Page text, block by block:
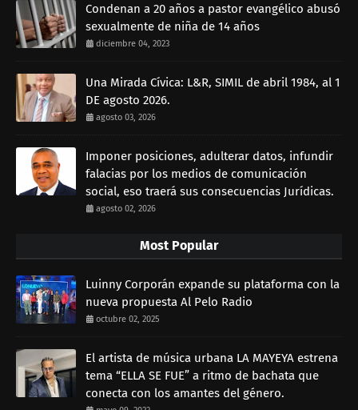
Condenan a 20 años a pastor evangélico abusó
sexualmente de niña de 14 años
diciembre 04, 2023
Una Mirada Cívica: L&R, SIMIL de abril 1984, al 1
DE agosto 2026.
agosto 03, 2026
Imponer posiciones, adulterar datos, infundir
falacias por los medios de comunicación
social, eso traerá sus consecuencias Jurídicas.
agosto 02, 2026
Most Popular
Luinny Corporán expande su plataforma con la
nueva propuesta Al Pelo Radio
octubre 02, 2025
El artista de música urbana LA MAYEYA estrena
tema “ELLA SE FUE” a ritmo de bachata que
conecta con los amantes del género.